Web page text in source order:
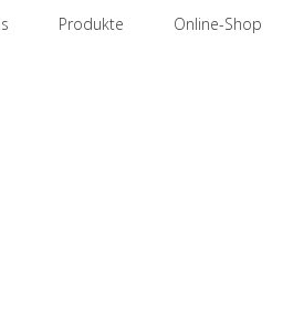
Produkte Online-Shop